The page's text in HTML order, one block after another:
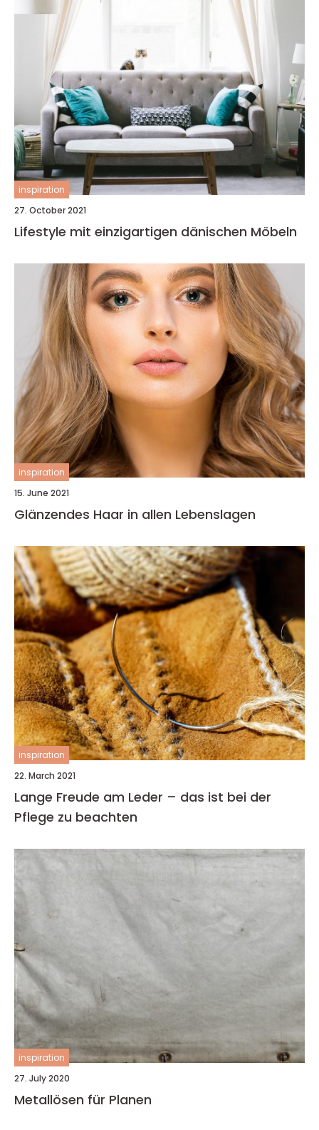
inspiration
27. October 2021
Lifestyle mit einzigartigen dänischen Möbeln
inspiration
15. June 2021
Glänzendes Haar in allen Lebenslagen
inspiration
22. March 2021
Lange Freude am Leder – das ist bei der
Pflege zu beachten
inspiration
27. July 2020
Metallösen für Planen